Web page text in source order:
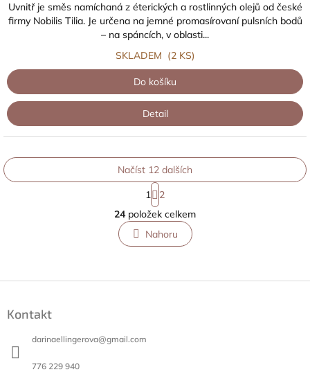
Uvnitř je směs namíchaná z éterických a rostlinných olejů od české
firmy Nobilis Tilia. Je určena na jemné promasírovaní pulsních bodů
– na spáncích, v oblasti...
SKLADEM (2 KS)
Do košíku
Detail
O
v
l
á
c
Načíst 12 dalších
S
t
r
á
n
k
á
1
2
24položek celkem
Nahoru
Kontakt
darinaellingerova@gmail.com
776 229 940